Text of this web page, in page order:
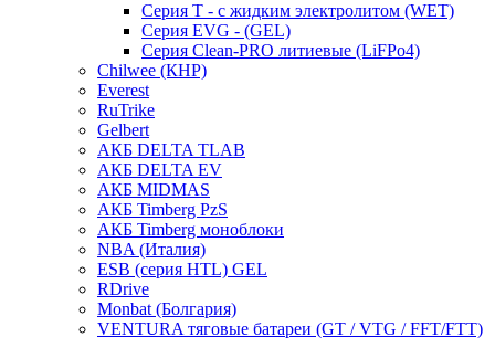
Серия T - с жидким электролитом (WET)
Серия EVG - (GEL)
Серия Clean-PRO литиевые (LiFPo4)
Chilwee (КНР)
Everest
RuTrike
Gelbert
АКБ DELTA TLAB
АКБ DELTA EV
АКБ MIDMAS
АКБ Timberg PzS
АКБ Timberg моноблоки
NBA (Италия)
ESB (серия HTL) GEL
RDrive
Monbat (Болгария)
VENTURA тяговые батареи (GT / VTG / FFT/FTT)